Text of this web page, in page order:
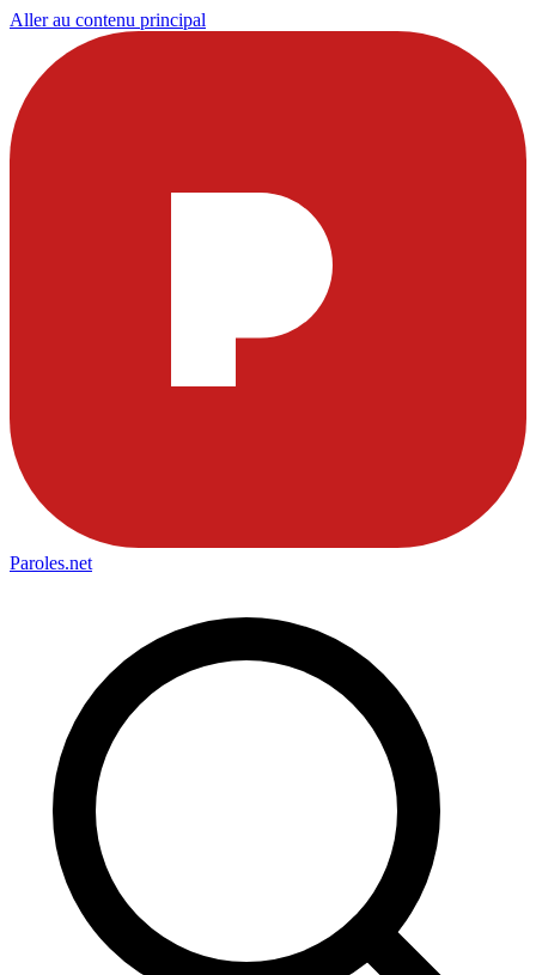
Aller au contenu principal
Paroles.net